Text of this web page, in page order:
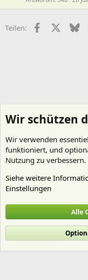
Teilen: Facebook
X
Cookies
Deutsch
Nutzungsbedingungen
R
Wir schützen
Wir verwenden
funktioniert, und
Nutzung zu verbessern.
Siehe weitere
Einstellungen
Alle